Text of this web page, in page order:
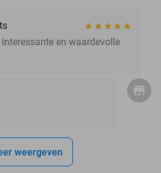
en waardevolle
weergeven